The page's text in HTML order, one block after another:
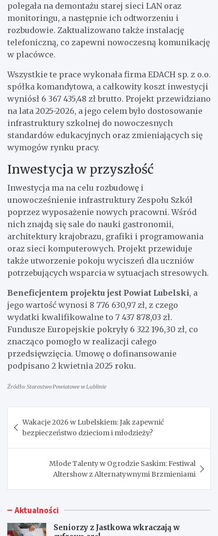
polegała na demontażu starej sieci LAN oraz
monitoringu, a następnie ich odtworzeniu i
rozbudowie. Zaktualizowano także instalację
telefoniczną, co zapewni nowoczesną komunikację
w placówce.
Wszystkie te prace wykonała firma EDACH sp. z o.o.
spółka komandytowa, a całkowity koszt inwestycji
wyniósł 6 367 435,48 zł brutto. Projekt przewidziano
na lata 2025-2026, a jego celem było dostosowanie
infrastruktury szkolnej do nowoczesnych
standardów edukacyjnych oraz zmieniających się
wymogów rynku pracy.
Inwestycja w przyszłość
Inwestycja ma na celu rozbudowę i
unowocześnienie infrastruktury Zespołu Szkół
poprzez wyposażenie nowych pracowni. Wśród
nich znajdą się sale do nauki gastronomii,
architektury krajobrazu, grafiki i programowania
oraz sieci komputerowych. Projekt przewiduje
także utworzenie pokoju wyciszeń dla uczniów
potrzebujących wsparcia w sytuacjach stresowych.
Beneficjentem projektu jest Powiat Lubelski, a
jego wartość wynosi 8 776 630,97 zł, z czego
wydatki kwalifikowalne to 7 437 878,03 zł.
Fundusze Europejskie pokryły 6 322 196,30 zł, co
znacząco pomogło w realizacji całego
przedsięwzięcia. Umowę o dofinansowanie
podpisano 2 kwietnia 2025 roku.
Źródło: Starostwo Powiatowe w Lublinie
wpisu
Wakacje 2026 w Lubelskiem: Jak zapewnić
bezpieczeństwo dzieciom i młodzieży?
Młode Talenty w Ogrodzie Saskim: Festiwal
Altershow z Alternatywnymi Brzmieniami
Aktualności
Seniorzy z Jastkowa wkraczają w